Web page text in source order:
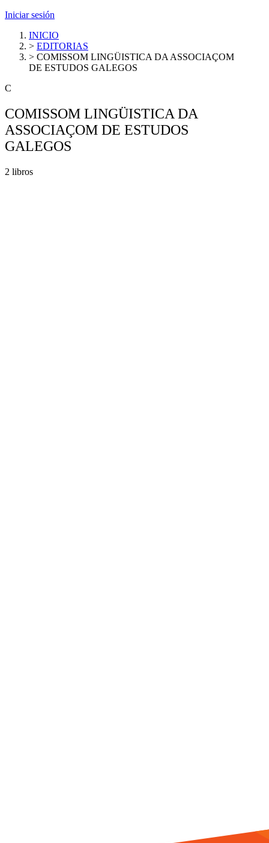
Iniciar sesión
INICIO
> EDITORIAS
> COMISSOM LINGÜISTICA DA ASSOCIAÇOM
DE ESTUDOS GALEGOS
C
COMISSOM LINGÜISTICA DA
ASSOCIAÇOM DE ESTUDOS
GALEGOS
2 libros